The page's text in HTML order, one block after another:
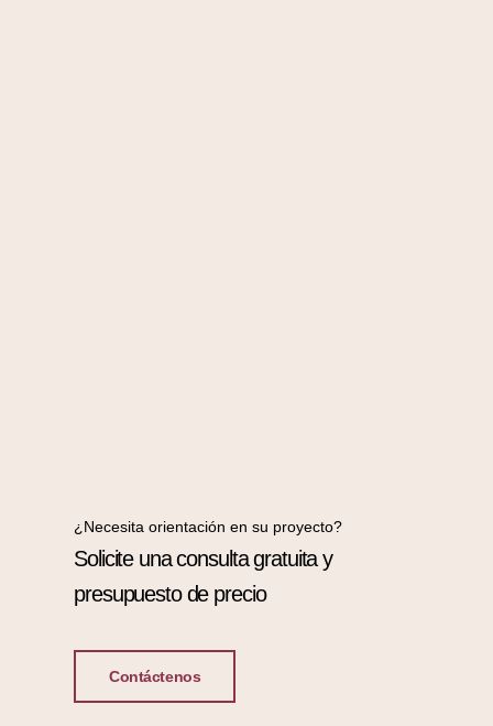
¿Necesita orientación en su proyecto?
Solicite una consulta gratuita y
presupuesto de precio
Contáctenos